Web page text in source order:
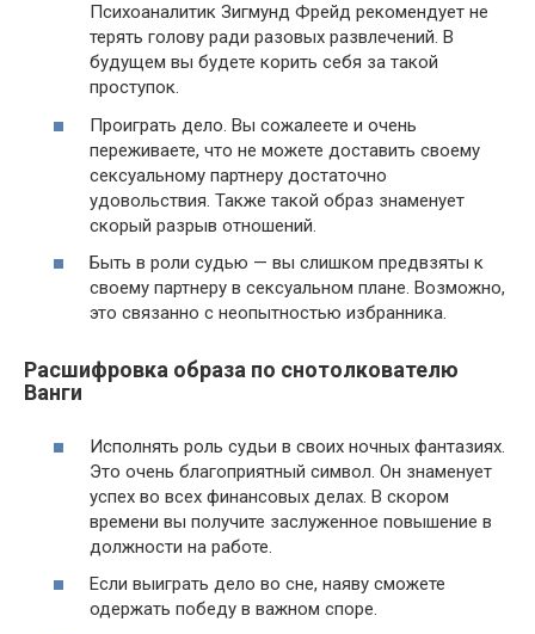
Психоаналитик Зигмунд Фрейд рекомендует не
терять голову ради разовых развлечений. В
будущем вы будете корить себя за такой
проступок.
Проиграть дело. Вы сожалеете и очень
переживаете, что не можете доставить своему
сексуальному партнеру достаточно
удовольствия. Также такой образ знаменует
скорый разрыв отношений.
Быть в роли судью — вы слишком предвзяты к
своему партнеру в сексуальном плане. Возможно,
это связанно с неопытностью избранника.
Расшифровка образа по снотолкователю
Ванги
Исполнять роль судьи в своих ночных фантазиях.
Это очень благоприятный символ. Он знаменует
успех во всех финансовых делах. В скором
времени вы получите заслуженное повышение в
должности на работе.
Если выиграть дело во сне, наяву сможете
одержать победу в важном споре.